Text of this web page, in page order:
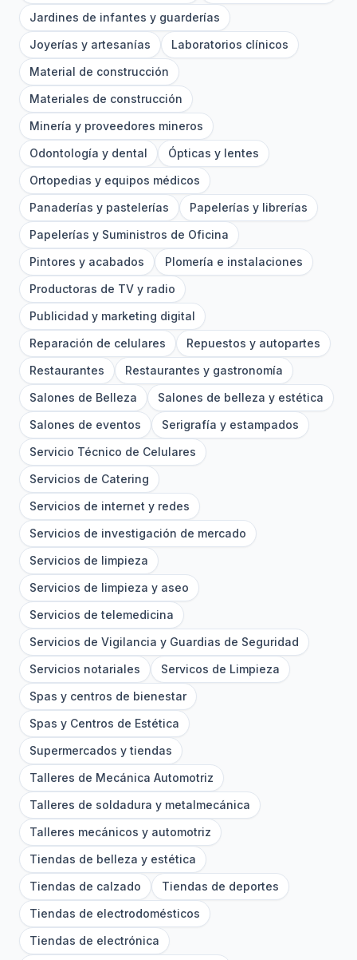
Jardines de infantes y guarderías
Joyerías y artesanías
Laboratorios clínicos
Material de construcción
Materiales de construcción
Minería y proveedores mineros
Odontología y dental
Ópticas y lentes
Ortopedias y equipos médicos
Panaderías y pastelerías
Papelerías y librerías
Papelerías y Suministros de Oficina
Pintores y acabados
Plomería e instalaciones
Productoras de TV y radio
Publicidad y marketing digital
Reparación de celulares
Repuestos y autopartes
Restaurantes
Restaurantes y gastronomía
Salones de Belleza
Salones de belleza y estética
Salones de eventos
Serigrafía y estampados
Servicio Técnico de Celulares
Servicios de Catering
Servicios de internet y redes
Servicios de investigación de mercado
Servicios de limpieza
Servicios de limpieza y aseo
Servicios de telemedicina
Servicios de Vigilancia y Guardias de Seguridad
Servicios notariales
Servicos de Limpieza
Spas y centros de bienestar
Spas y Centros de Estética
Supermercados y tiendas
Talleres de Mecánica Automotriz
Talleres de soldadura y metalmecánica
Talleres mecánicos y automotriz
Tiendas de belleza y estética
Tiendas de calzado
Tiendas de deportes
Tiendas de electrodomésticos
Tiendas de electrónica